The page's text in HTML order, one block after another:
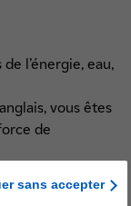
l’énergie, eau,
vous êtes
de
L’ACCEPTEZ !
sans accepter